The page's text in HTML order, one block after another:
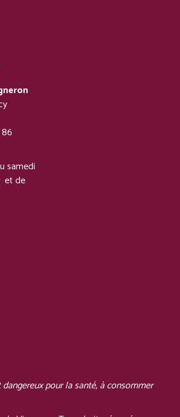
samedi
et de
pour la santé, à consommer